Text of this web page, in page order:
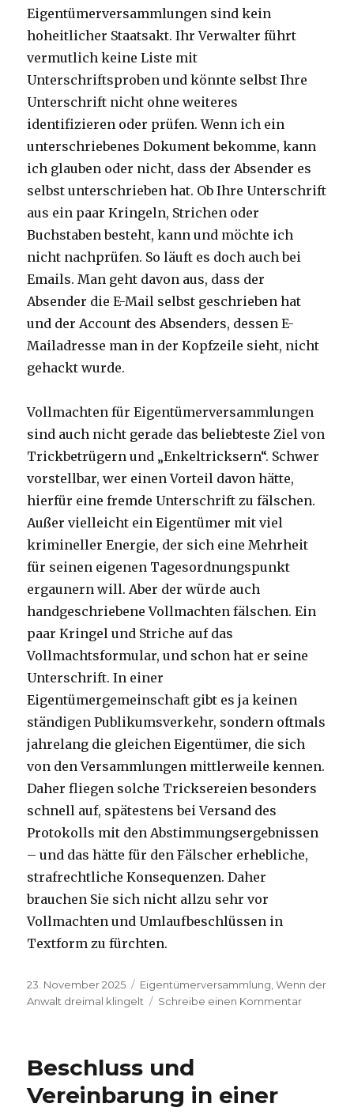
Eigentümerversammlungen sind kein
hoheitlicher Staatsakt. Ihr Verwalter führt
vermutlich keine Liste mit
Unterschriftsproben und könnte selbst Ihre
Unterschrift nicht ohne weiteres
identifizieren oder prüfen. Wenn ich ein
unterschriebenes Dokument bekomme, kann
ich glauben oder nicht, dass der Absender es
selbst unterschrieben hat. Ob Ihre Unterschrift
aus ein paar Kringeln, Strichen oder
Buchstaben besteht, kann und möchte ich
nicht nachprüfen. So läuft es doch auch bei
Emails. Man geht davon aus, dass der
Absender die E-Mail selbst geschrieben hat
und der Account des Absenders, dessen E-
Mailadresse man in der Kopfzeile sieht, nicht
gehackt wurde.
Vollmachten für Eigentümerversammlungen
sind auch nicht gerade das beliebteste Ziel von
Trickbetrügern und „Enkeltricksern“. Schwer
vorstellbar, wer einen Vorteil davon hätte,
hierfür eine fremde Unterschrift zu fälschen.
Außer vielleicht ein Eigentümer mit viel
krimineller Energie, der sich eine Mehrheit
für seinen eigenen Tagesordnungspunkt
ergaunern will. Aber der würde auch
handgeschriebene Vollmachten fälschen. Ein
paar Kringel und Striche auf das
Vollmachtsformular, und schon hat er seine
Unterschrift. In einer
Eigentümergemeinschaft gibt es ja keinen
ständigen Publikumsverkehr, sondern oftmals
jahrelang die gleichen Eigentümer, die sich
von den Versammlungen mittlerweile kennen.
Daher fliegen solche Tricksereien besonders
schnell auf, spätestens bei Versand des
Protokolls mit den Abstimmungsergebnissen
– und das hätte für den Fälscher erhebliche,
strafrechtliche Konsequenzen. Daher
brauchen Sie sich nicht allzu sehr vor
Vollmachten und Umlaufbeschlüssen in
Textform zu fürchten.
Veröffentlicht
am
23. November 2025 Kategorien
Eigentümerversammlung ,Wenn der
Anwalt dreimal klingelt
Schreibe einen Kommentarzu
Beschluss und
Vereinbarung in einer